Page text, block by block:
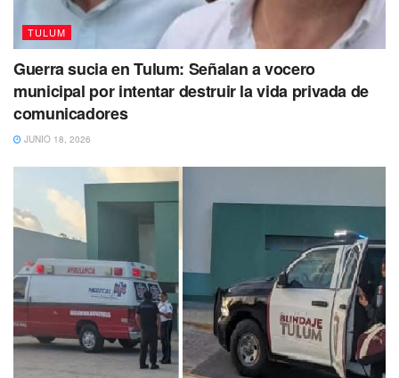
“La cocina es un reflejo de la cultura y la
identidad de una región, y su creación
nuevas alturas. Reconocemos el liderazgo
de todos los habitantes de Punta Allen y su
trabajo en equipo, que permite un desarrollo
comunitario”, expresó el alcalde suplente de
Tulum
Con información de Milenio
Te puede interesar Leer
TULUM
Guerra sucia en Tulum: Señalan a vocero
municipal por intentar destruir la vida privada de
comunicadores
JUNIO 18, 2026